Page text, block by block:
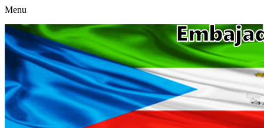
Menu